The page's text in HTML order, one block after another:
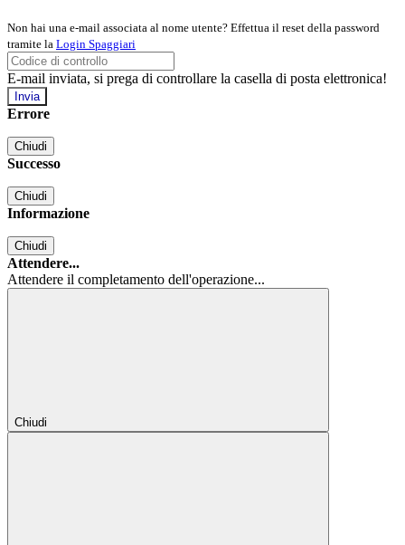
Non hai una e-mail associata al nome utente? Effettua il reset della password
tramite la Login Spaggiari
E-mail inviata, si prega di controllare la casella di posta elettronica!
Errore
Chiudi
Successo
Chiudi
Informazione
Chiudi
Attendere...
Attendere il completamento dell'operazione...
Chiudi